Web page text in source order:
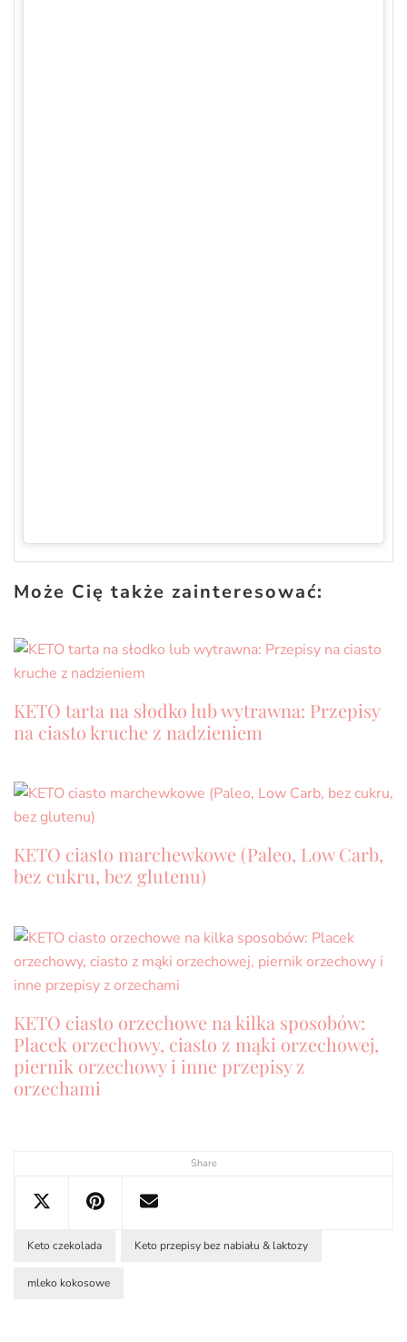
Share
Może Cię także zainteresować:
KETO tarta na słodko lub wytrawna: Przepisy
na ciasto kruche z nadzieniem
KETO ciasto marchewkowe (Paleo, Low Carb,
bez cukru, bez glutenu)
KETO ciasto orzechowe na kilka sposobów:
Placek orzechowy, ciasto z mąki orzechowej,
piernik orzechowy i inne przepisy z
orzechami
Keto czekolada Keto przepisy bez nabiału & laktozy
mleko kokosowe